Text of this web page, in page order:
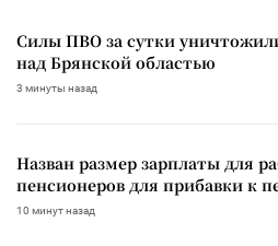
Силы ПВО за сутки
над Брянской областью
3 минуты назад
Назван размер зарплаты для
пенсионеров для прибавки к
10 минут назад